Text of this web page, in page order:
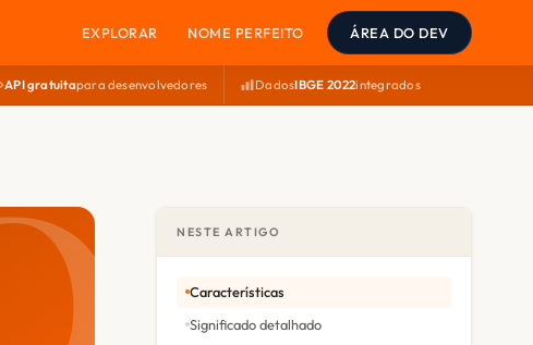
EXPLORAR NOME PERFEITO ÁREA DO DEV
API gratuitapara desenvolvedores DadosIBGE 2022integrados
NESTE ARTIGO
Características
Significado detalhado